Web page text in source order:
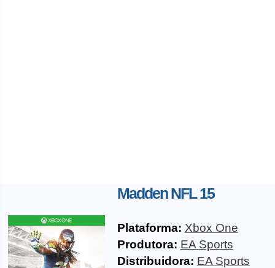
Madden NFL 15
Plataforma: Xbox One
Produtora: EA Sports
Distribuidora: EA Sports